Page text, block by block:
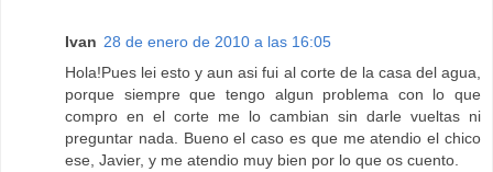
Ivan 28 de enero de 2010 a las 16:05
Hola!Pues lei esto y aun asi fui al corte de la casa del agua,
porque siempre que tengo algun problema con lo que
compro en el corte me lo cambian sin darle vueltas ni
preguntar nada. Bueno el caso es que me atendio el chico
ese, Javier, y me atendio muy bien por lo que os cuento.